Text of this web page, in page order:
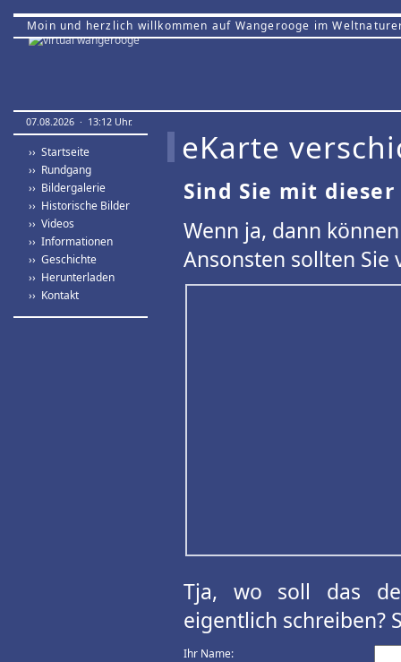
Moin und herzlich willkommen auf Wangerooge im
07.08.2026 · 13:12 Uhr.
›› Startseite
›› Rundgang
›› Bildergalerie
›› Historische Bilder
›› Videos
›› Informationen
›› Geschichte
›› Herunterladen
›› Kontakt
eKarte
Sind Sie mit
Wenn ja, dann
Ansonsten sollten
Tja, wo soll das
eigentlich schreiben?
Ihr Name: